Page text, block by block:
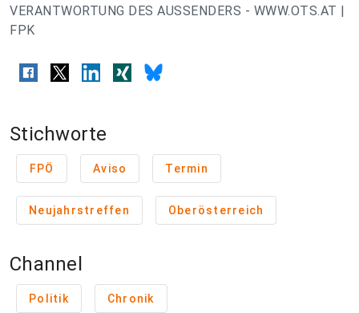
VERANTWORTUNG DES AUSSENDERS - WWW.OTS.AT |
FPK
Stichworte
FPÖ Aviso Termin
Neujahrstreffen Oberösterreich
Channel
Politik Chronik